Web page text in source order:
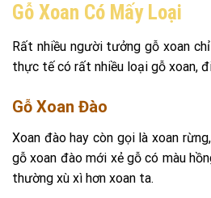
Gỗ Xoan Có Mấy Loại
Rất nhiều người tưởng gỗ xoan
thực tế có rất nhiều loại gỗ xoan,
Gỗ Xoan Đào
Xoan đào hay còn gọi là xoan
gỗ xoan đào mới xẻ gỗ có màu
thường xù xì hơn xoan ta.